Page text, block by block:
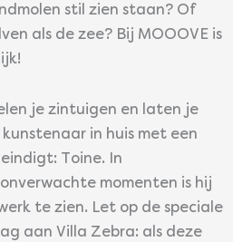
stil zien staan? Of
als de zee? Bij MOOOVE is
je zintuigen en laten je
kunstenaar in huis met een
Toine. In
momenten is hij
te zien. Let op de speciale
aan Villa Zebra: als deze